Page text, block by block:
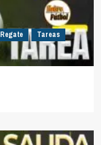
Regate
Tareas